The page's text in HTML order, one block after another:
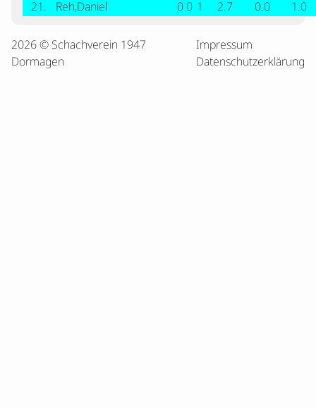
21.
Reh,Daniel 0 0 1 2.7 0.0 1.0
2026 © Schachverein 1947
Dormagen
Impressum
Datenschutzerklärung